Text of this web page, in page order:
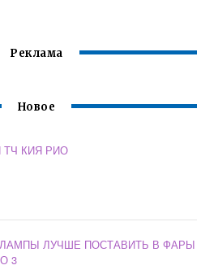
Реклама
Новое
КИЯ РИО
ЛУЧШЕ ПОСТАВИТЬ В ФАРЫ
3